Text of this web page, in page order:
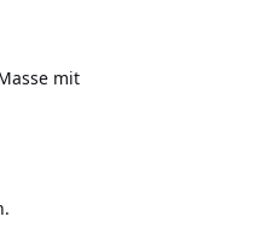
mit